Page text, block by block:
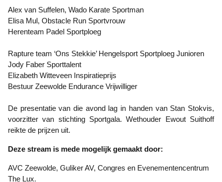
Alex van Suffelen, Wado Karate Sportman
Elisa Mul, Obstacle Run Sportvrouw
Herenteam Padel Sportploeg
Rapture team ‘Ons Stekkie’ Hengelsport Sportploeg Junioren
Jody Faber Sporttalent
Elizabeth Witteveen Inspiratieprijs
Bestuur Zeewolde Endurance Vrijwilliger
De presentatie van die avond lag in handen van Stan Stokvis,
voorzitter van stichting Sportgala. Wethouder Ewout Suithoff
reikte de prijzen uit.
Deze stream is mede mogelijk gemaakt door:
AVC Zeewolde, Guliker AV, Congres en Evenementencentrum
The Lux.